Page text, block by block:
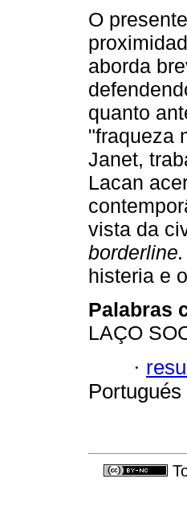
O
aborda
quanto
"fraqueza
Janet,
Lacan
vista da
borderline.
histeria e
Palabras
LAÇO
·
Portugués